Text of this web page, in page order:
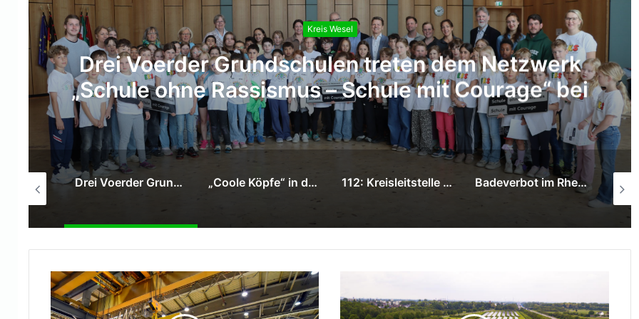
Kreis Wesel
„Coole Köpfe“ in den Kitas:
„Coole Köpfe“ in den Kitas: 112: Kreisleitstelle Wesel stellt ersten Jahresbericht vor Badeverbot im Rhein ab dem 15. Mai 2026: Fiaccolata erstmals im DRK Niederrhein – Fackel setzt Zeichen für Menschlichkeit und Zusammenhalt